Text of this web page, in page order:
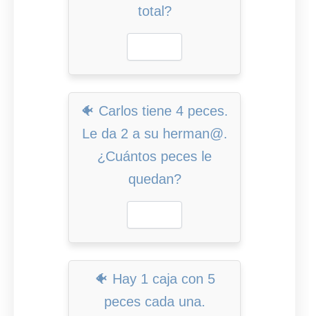
total?
🐠 Carlos tiene 4 peces.
Le da 2 a su herman@.
¿Cuántos peces le
quedan?
🐠 Hay 1 caja con 5
peces cada una.